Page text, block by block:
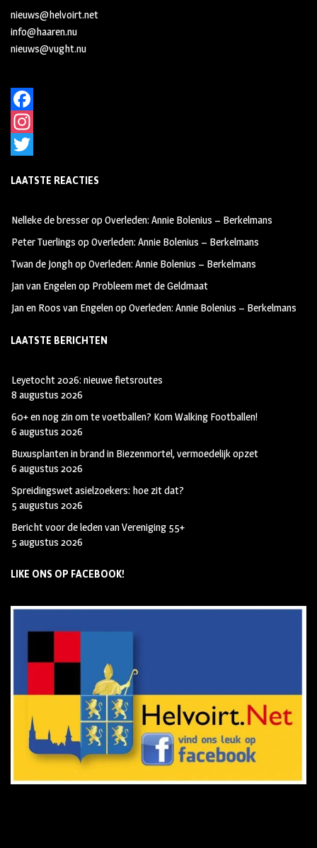
nieuws@helvoirt.net
info@haaren.nu
nieuws@vught.nu
F
a
kr
a
e
r
LAATSTE REACTIES
Nelleke de bresseropOverleden: Annie Bolenius – Berkelmans
Peter Tuerlings opOverleden: Annie Bolenius – Berkelmans
Twan de JonghopOverleden: Annie Bolenius – Berkelmans
Jan van Engelenop Probleem met de Geldmaat
Jan en Roos van EngelenopOverleden: Annie Bolenius – Berkelmans
LAATSTE BERICHTEN
Leyetocht 2026: nieuwe fietsroutes
8 augustus 2026
60+ en nog zin om te voetballen? Kom Walking Footballen!
6 augustus 2026
Buxusplanten in brand in Biezenmortel, vermoedelijk opzet
6 augustus 2026
Spreidingswet asielzoekers: hoe zit dat?
5 augustus 2026
Bericht voor de leden van Vereniging 55+
5 augustus 2026
LIKE ONS OP FACEBOOK!